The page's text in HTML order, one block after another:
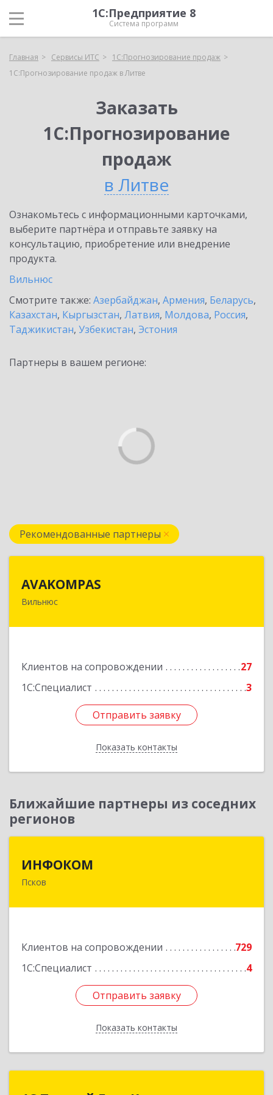
1С:Предприятие 8
Система программ
Главная Сервисы ИТС
1С:Прогнозирование продаж
1С:Прогнозирование продаж в Литве
Заказать
1С:Прогнозирование
продаж
в Литве
Ознакомьтесь с информационными карточками,
выберите партнёра и отправьте заявку на
консультацию, приобретение или внедрение
продукта.
Вильнюс
Смотрите также: Азербайджан, Армения, Беларусь,
Казахстан, Кыргызстан, Латвия, Молдова, Россия,
Таджикистан, Узбекистан, Эстония
Партнеры в вашем регионе:
Рекомендованные партнеры
AVAKOMPAS
Вильнюс
Клиентов на сопровождении
27
1С:Специалист
3
Отправить заявку
Показать контакты
Литва, LT-08236, г. Вильнюс, ул. J.Galvydzio , д.5
Отправить заявку
Назад
Ближайшие партнеры из соседних
регионов
ИНФОКОМ
Псков
Клиентов на сопровождении
729
1С:Специалист
4
Отправить заявку
Показать контакты
180000, Псковская обл, Псков г, Советская ул,
Отправить заявку
Назад
1С:Первый Бит, Калининград